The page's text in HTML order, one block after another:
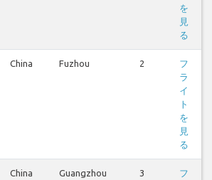
を
見
る
China Fuzhou 2
フ
ラ
イ
ト
を
見
る
China Guangzhou 3
フ